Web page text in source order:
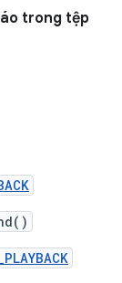
trong tệp